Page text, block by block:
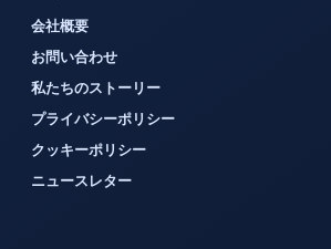
会社概要
お問い合わせ
私たちのストーリー
プライバシーポリシー
クッキーポリシー
ニュースレター